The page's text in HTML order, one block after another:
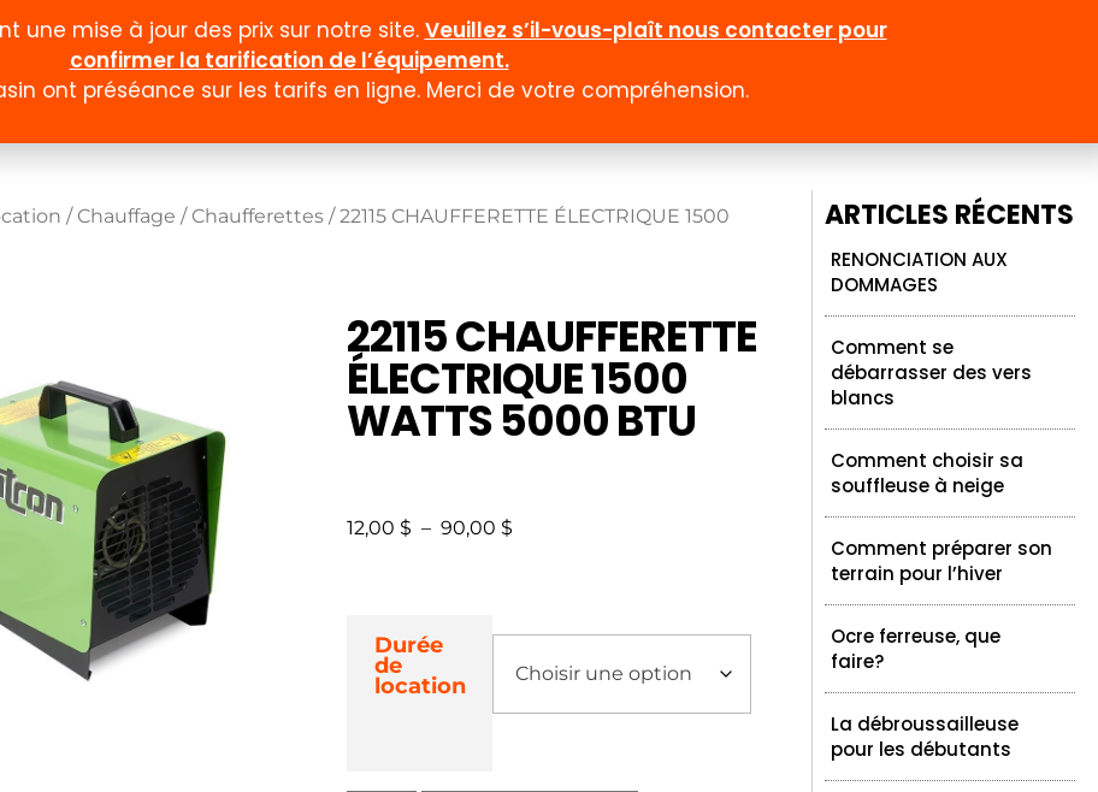
Documentation Formulaires Promotion et rabais Emploi
/ Chauffage / Chaufferettes / 22115 CHAUFFERETTE ÉLECTRIQUE 1500
22115 CHAUFFERETTE
ÉLECTRIQUE 1500
WATTS 5000 BTU
12,00 $ – 90,00 $
Durée
de
location
ARTICLES RÉCENTS
RENONCIATION AUX
DOMMAGES
Comment se
débarrasser des vers
blancs
Comment choisir sa
souffleuse à neige
Comment préparer son
terrain pour l’hiver
Ocre ferreuse, que
faire?
La débroussailleuse
pour les débutants
une mise à jour des prix sur notre site. Veuillez s’il-vous-plaît nous contacter pour
confirmer la tarification de l’équipement.
ont préséance sur les tarifs en ligne. Merci de votre compréhension.